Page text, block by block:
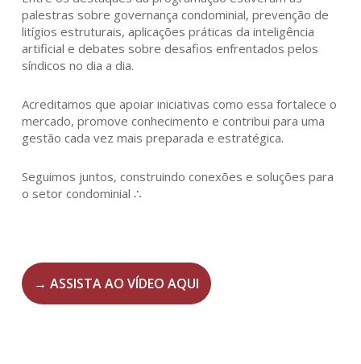
palestras sobre governança condominial, prevenção de
litígios estruturais, aplicações práticas da inteligência
artificial e debates sobre desafios enfrentados pelos
síndicos no dia a dia.
Acreditamos que apoiar iniciativas como essa fortalece o
mercado, promove conhecimento e contribui para uma
gestão cada vez mais preparada e estratégica.
Seguimos juntos, construindo conexões e soluções para
o setor condominial ∴
→ ASSISTA AO VÍDEO AQUI